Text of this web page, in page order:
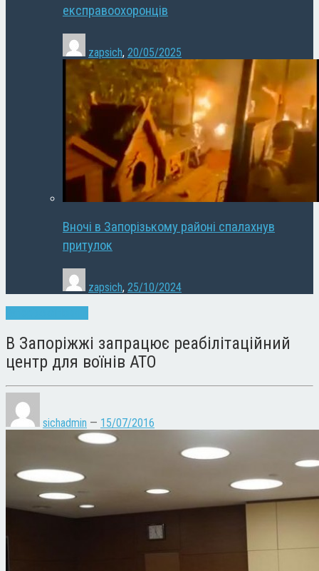
експравоохоронців
zapsich, 20/05/2025
Вночі в Запорізькому районі спалахнув
притулок
zapsich, 25/10/2024
В Запоріжжі запрацює реабілітаційний
центр для воїнів АТО
sichadmin — 15/07/2016